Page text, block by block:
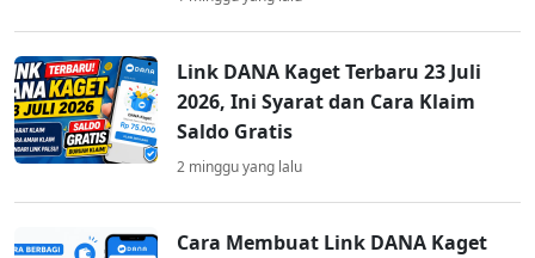
Link DANA Kaget Terbaru 23 Juli
2026, Ini Syarat dan Cara Klaim
Saldo Gratis
2 minggu yang lalu
Cara Membuat Link DANA Kaget